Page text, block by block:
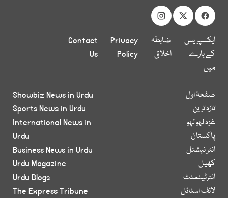
ایکسپریس
کے بارے
میں
ضابطہ
اخلاق
Privacy
Policy
Contact
Us
صفحۂ اول
تازہ ترین
غزہ لہو لہو
پاکستان
انٹر نیشنل
کھیل
انٹرٹینمنٹ
لائف اسٹائل
Showbiz News in Urdu
Sports News in Urdu
International News in
Urdu
Business News in Urdu
Urdu Magazine
Urdu Blogs
The Express Tribune